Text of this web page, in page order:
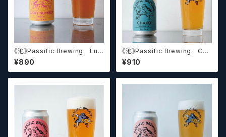
《池》Passific Brewing Luc
ky Number #100 パシフィッ
ク ラッキーナンバー #100
【クラフトビール】
¥890
《池》Passific Brewing Cha
ko パシフィック チャコ 【ク
ラフトビール】
¥910